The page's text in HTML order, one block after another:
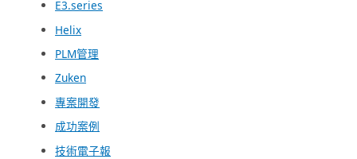
E3.series
Helix
PLM管理
Zuken
專案開發
成功案例
技術電子報